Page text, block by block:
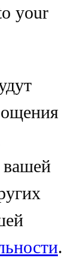
your
вашей
.